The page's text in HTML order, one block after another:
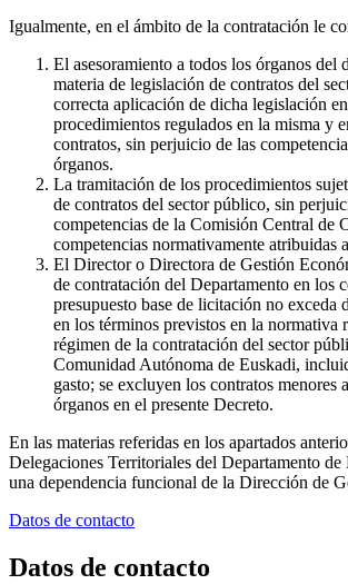
Igualmente, en el ámbito de la contratación le
El asesoramiento a todos los órganos del
materia de legislación de contratos del
correcta aplicación de dicha legislación
procedimientos regulados en la misma y
contratos, sin perjuicio de las
órganos.
La tramitación de los procedimientos
de contratos del sector público, sin
competencias de la Comisión Central de
competencias normativamente atribuidas
El Director o Directora de Gestión
de contratación del Departamento en los
presupuesto base de licitación no exceda
en los términos previstos en la normativa
régimen de la contratación del sector
Comunidad Autónoma de Euskadi,
gasto; se excluyen los contratos menores
órganos en el presente Decreto.
En las materias referidas en los apartados
Delegaciones Territoriales del Departamento de
una dependencia funcional de la Dirección de
Datos de contacto
Datos de contacto